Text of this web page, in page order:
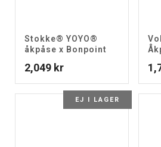
Stokke® YOYO®
åkpåse x Bonpoint
2,049 kr
EJ I LAGER